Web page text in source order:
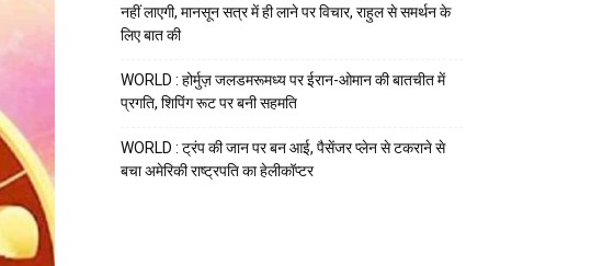
नहीं लाएगी, मानसून सत्र में ही लाने पर विचार, राहुल से समर्थन के
लिए बात की
WORLD : होर्मुज़ जलडमरूमध्य पर ईरान-ओमान की बातचीत में
प्रगति, शिपिंग रूट पर बनी सहमति
WORLD : ट्रंप की जान पर बन आई, पैसेंजर प्लेन से टकराने से
बचा अमेरिकी राष्ट्रपति का हेलीकॉप्टर